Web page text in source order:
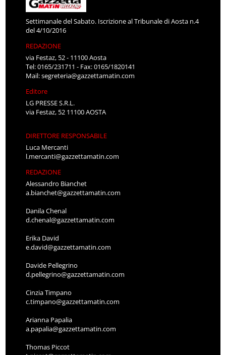
Settimanale del Sabato. Iscrizione al Tribunale di Aosta n.4
del 4/10/2016
REDAZIONE
via Festaz, 52 - 11100 Aosta
Tel: 0165/231711 - Fax: 0165/1820141
Mail:segreteria@gazzettamatin.com
Editore
LG PRESSE S.R.L.
via Festaz, 52 11100 AOSTA
DIRETTORE RESPONSABILE
Luca Mercanti
l.mercanti@gazzettamatin.com
REDAZIONE
Alessandro Bianchet
a.bianchet@gazzettamatin.com
Danila Chenal
d.chenal@gazzettamatin.com
Erika David
e.david@gazzettamatin.com
Davide Pellegrino
d.pellegrino@gazzettamatin.com
Cinzia Timpano
c.timpano@gazzettamatin.com
Arianna Papalia
a.papalia@gazzettamatin.com
Thomas Piccot